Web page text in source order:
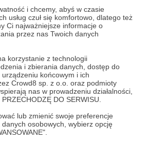
i chcemy, abyś w czasie
usług czuł się komfortowo, dlatego też
Ci najważniejsze informacje o
przez nas Twoich danych
korzystanie z technologii
i zbierania danych, dostęp do
końcowym i ich
Crowd8 sp. z o.o. oraz podmioty
nas w prowadzeniu działalności,
DO SERWISU.
lub zmienić swoje preferencje
osobowych, wybierz opcję
- klip do kolejnego singla
utwór